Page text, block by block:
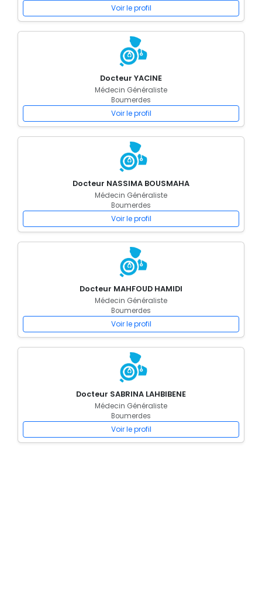
Voir le profil
Docteur YACINE
Médecin Généraliste
Boumerdes
Voir le profil
Docteur NASSIMA BOUSMAHA
Médecin Généraliste
Boumerdes
Voir le profil
Docteur MAHFOUD HAMIDI
Médecin Généraliste
Boumerdes
Voir le profil
Docteur SABRINA LAHBIBENE
Médecin Généraliste
Boumerdes
Voir le profil